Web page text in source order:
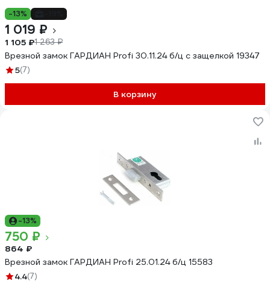
-13%
1 019 ₽
1 105 ₽1 263 ₽
Врезной замок ГАРДИАН Profi 30.11.24 б/ц с защелкой 19347
5(7)
В корзину
-13%
750 ₽
864 ₽
Врезной замок ГАРДИАН Profi 25.01.24 б/ц 15583
4.4(7)